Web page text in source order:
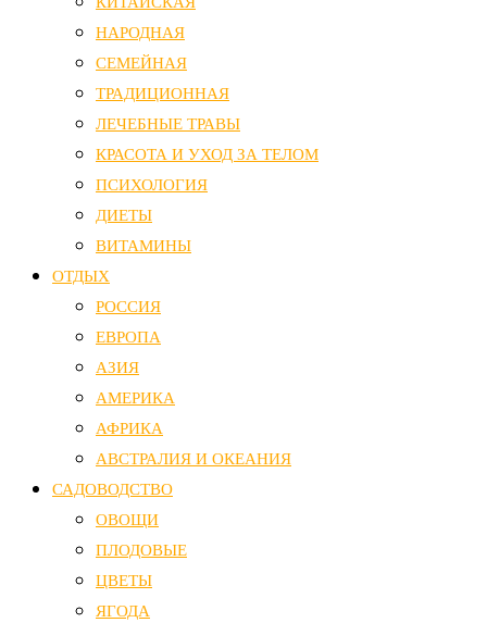
НАРОДНАЯ
СЕМЕЙНАЯ
ТРАДИЦИОННАЯ
ЛЕЧЕБНЫЕ ТРАВЫ
КРАСОТА И УХОД ЗА ТЕЛОМ
ПСИХОЛОГИЯ
ДИЕТЫ
ВИТАМИНЫ
ОТДЫХ
РОССИЯ
ЕВРОПА
АЗИЯ
АМЕРИКА
АФРИКА
АВСТРАЛИЯ И ОКЕАНИЯ
САДОВОДСТВО
ОВОЩИ
ПЛОДОВЫЕ
ЦВЕТЫ
ЯГОДА